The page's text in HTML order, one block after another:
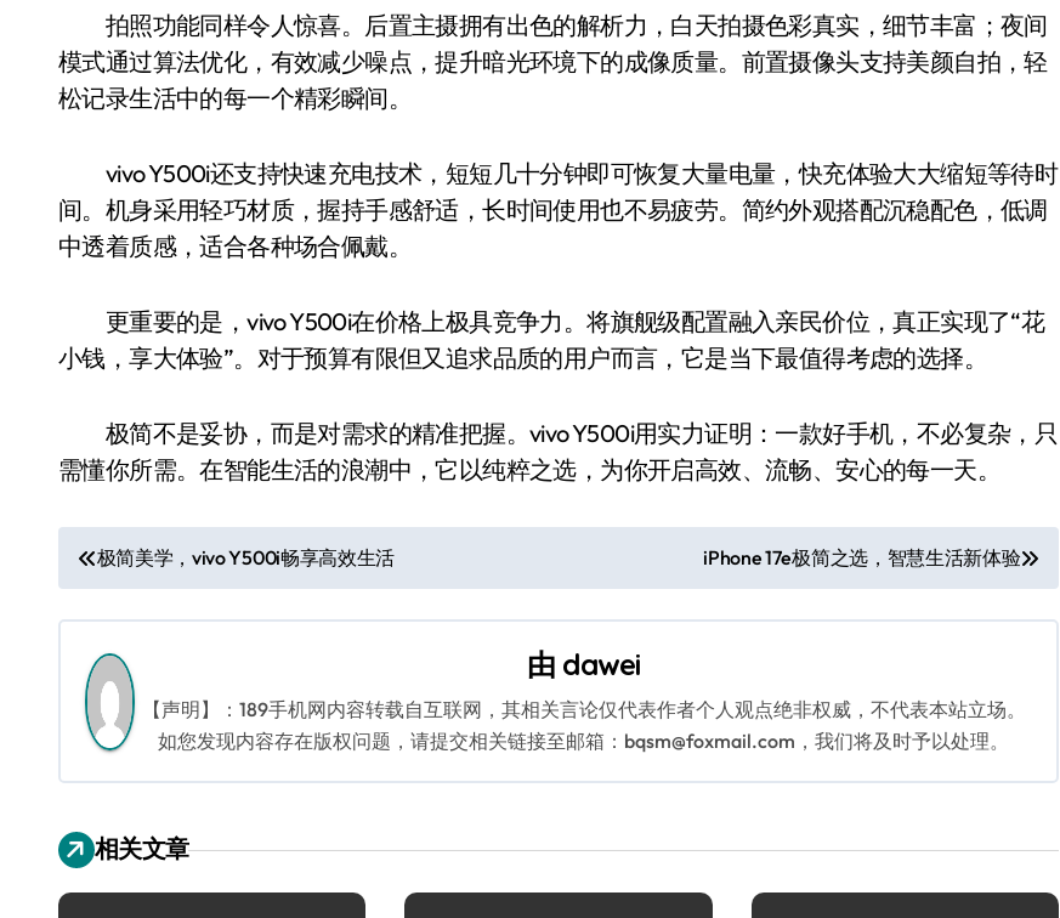
拍照功能同样令人惊喜。后置主摄拥有出色的解析力，白天拍摄色彩真实，细节丰富；夜间
模式通过算法优化，有效减少噪点，提升暗光环境下的成像质量。前置摄像头支持美颜自拍，轻
松记录生活中的每一个精彩瞬间。
vivo Y500i还支持快速充电技术，短短几十分钟即可恢复大量电量，快充体验大大缩短等待时
间。机身采用轻巧材质，握持手感舒适，长时间使用也不易疲劳。简约外观搭配沉稳配色，低调
中透着质感，适合各种场合佩戴。
更重要的是，vivo Y500i在价格上极具竞争力。将旗舰级配置融入亲民价位，真正实现了“花
小钱，享大体验”。对于预算有限但又追求品质的用户而言，它是当下最值得考虑的选择。
极简不是妥协，而是对需求的精准把握。vivo Y500i用实力证明：一款好手机，不必复杂，只
需懂你所需。在智能生活的浪潮中，它以纯粹之选，为你开启高效、流畅、安心的每一天。
文
章
导
航
极简美学，vivo Y500i畅享高效生活 iPhone 17e极简之选，智慧生活新体验
由 dawei
【声明】：189手机网内容转载自互联网，其相关言论仅代表作者个人观点绝非权威，不代表本站立场。
如您发现内容存在版权问题，请提交相关链接至邮箱：bqsm@foxmail.com，我们将及时予以处理。
相关文章